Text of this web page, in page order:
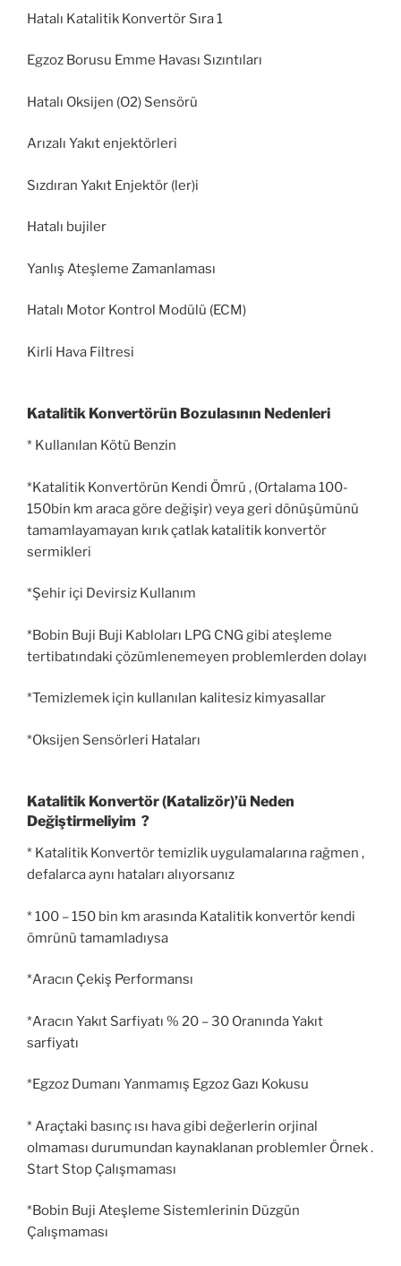
Hatalı Katalitik Konvertör Sıra 1
Egzoz Borusu Emme Havası Sızıntıları
Hatalı Oksijen (O2) Sensörü
Arızalı Yakıt enjektörleri
Sızdıran Yakıt Enjektör (ler)i
Hatalı bujiler
Yanlış Ateşleme Zamanlaması
Hatalı Motor Kontrol Modülü (ECM)
Kirli Hava Filtresi
Katalitik Konvertörün Bozulasının Nedenleri
* Kullanılan Kötü Benzin
*Katalitik Konvertörün Kendi Ömrü , (Ortalama 100-
150bin km araca göre değişir) veya geri dönüşümünü
tamamlayamayan kırık çatlak katalitik konvertör
sermikleri
*Şehir içi Devirsiz Kullanım
*Bobin Buji Buji Kabloları LPG CNG gibi ateşleme
tertibatındaki çözümlenemeyen problemlerden dolayı
*Temizlemek için kullanılan kalitesiz kimyasallar
*Oksijen Sensörleri Hataları
Katalitik Konvertör (Katalizör)’ü Neden
Değiştirmeliyim ?
* Katalitik Konvertör temizlik uygulamalarına rağmen ,
defalarca aynı hataları alıyorsanız
* 100 – 150 bin km arasında Katalitik konvertör kendi
ömrünü tamamladıysa
*Aracın Çekiş Performansı
*Aracın Yakıt Sarfiyatı % 20 – 30 Oranında Yakıt
sarfiyatı
*Egzoz Dumanı Yanmamış Egzoz Gazı Kokusu
* Araçtaki basınç ısı hava gibi değerlerin orjinal
olmaması durumundan kaynaklanan problemler Örnek .
Start Stop Çalışmaması
*Bobin Buji Ateşleme Sistemlerinin Düzgün
Çalışmaması